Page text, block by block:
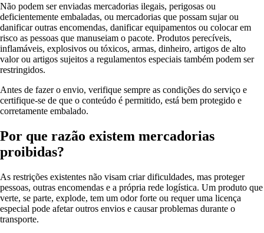
Não podem ser enviadas mercadorias ilegais, perigosas ou
deficientemente embaladas, ou mercadorias que possam sujar ou
danificar outras encomendas, danificar equipamentos ou colocar em
risco as pessoas que manuseiam o pacote. Produtos perecíveis,
inflamáveis, explosivos ou tóxicos, armas, dinheiro, artigos de alto
valor ou artigos sujeitos a regulamentos especiais também podem ser
restringidos.
Antes de fazer o envio, verifique sempre as condições do serviço e
certifique-se de que o conteúdo é permitido, está bem protegido e
corretamente embalado.
Por que razão existem mercadorias
proibidas?
As restrições existentes não visam criar dificuldades, mas proteger
pessoas, outras encomendas e a própria rede logística. Um produto que
verte, se parte, explode, tem um odor forte ou requer uma licença
especial pode afetar outros envios e causar problemas durante o
transporte.